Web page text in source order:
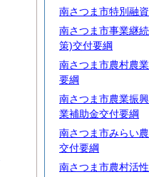
南さつま市特別融
南さつま市事業継
策)交付要綱
南さつま市農村農
要綱
南さつま市農業振
業補助金交付要綱
南さつま市みらい
交付要綱
南さつま市農村活